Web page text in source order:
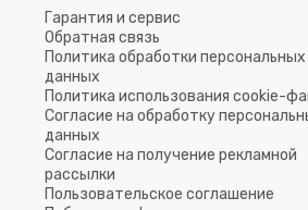
Гарантия и сервис
Обратная связь
Политика обработки персональных
данных
Политика использования cookie-
Согласие на обработку
данных
Согласие на получение рекламной
рассылки
Пользовательское соглашение